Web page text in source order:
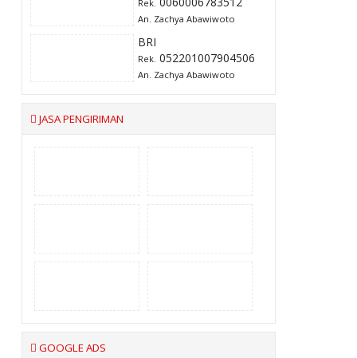
Rek.
An. Zachya Abawiwoto
BRI
Rek. 052201007904506
An. Zachya Abawiwoto
JASA PENGIRIMAN
GOOGLE ADS